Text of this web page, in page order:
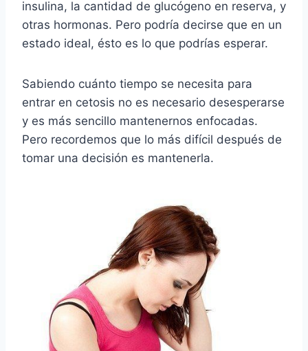
insulina, la cantidad de glucógeno en reserva, y
otras hormonas. Pero podría decirse que en un
estado ideal, ésto es lo que podrías esperar.
Sabiendo cuánto tiempo se necesita para
entrar en cetosis no es necesario desesperarse
y es más sencillo mantenernos enfocadas.
Pero recordemos que lo más difícil después de
tomar una decisión es mantenerla.